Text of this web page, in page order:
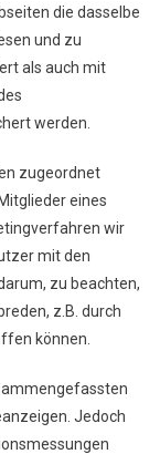
die dasselbe
und zu
als auch mit
werden.
zugeordnet
eines
wir
mit den
zu beachten,
z.B. durch
können.
Jedoch